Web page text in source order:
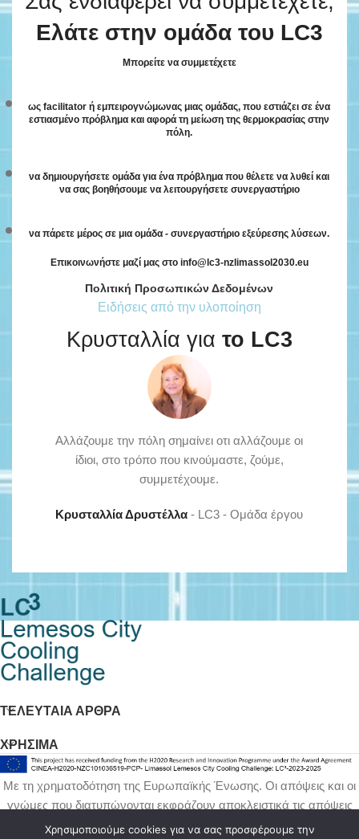
Ελάτε στην ομάδα του LC3
Μπορείτε να συμμετέχετε
πόλη.
Επικοινωνήστε μαζί μας στο info@lc3-nzlimassol2030.eu
Πολιτική Προσωπικών Δεδομένων
Ειδήσεις από την υλοποίηση
Κρυσταλλία γιατο LC3
Αλλάζουμε την πόλη σημαίνει οτι αλλάζουμε οι
ίδιοι, στο τρόπο που κινούμαστε, ζούμε,
συμμετέχουμε.
Κρυσταλλία Δρυστέλλα LC3 - Ομάδα έργου
ΤΕΛΕΥΤΑΊΑ ΆΡΘΡΑ
ΧΡΉΣΙΜΑ
Με τη χρηματοδότηση της Ευρωπαϊκής Ένωσης. Οι απόψεις και οι
γνώμες που διατυπώνονται εκφράζουν αποκλειστικά τις απόψεις
των συντακτών και δεν αντιπροσωπεύουν κατ'ανάγκη τις απόψεις
Χρησιμοποιούμε cookies για να σας προσφέρουμε την